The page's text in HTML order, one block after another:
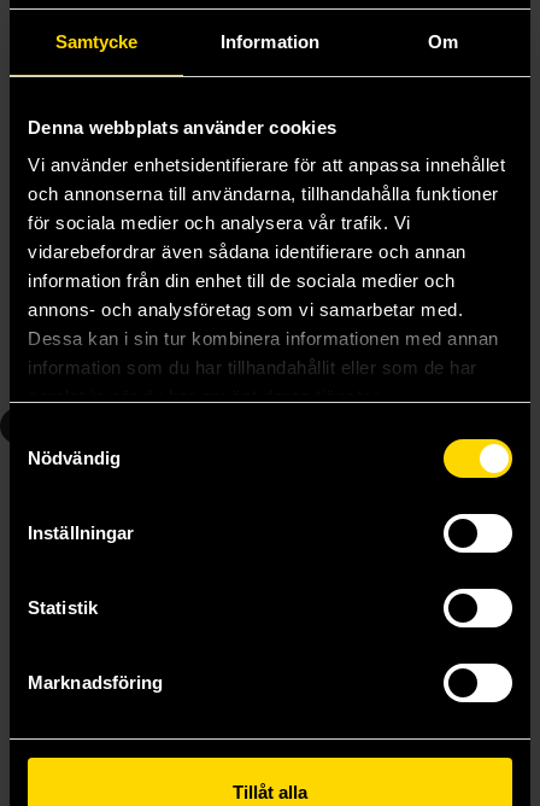
Samtycke Information Om
Denna webbplats använder cookies
Vi använder enhetsidentifierare för att anpassa innehållet
och annonserna till användarna, tillhandahålla funktioner
för sociala medier och analysera vår trafik. Vi
vidarebefordrar även sådana identifierare och annan
information från din enhet till de sociala medier och
annons- och analysföretag som vi samarbetar med.
Dessa kan i sin tur kombinera informationen med annan
information som du har tillhandahållit eller som de har
Nödvändig
Inställningar
Statistik
Marknadsföring
Tillåt alla
Something is Killing the Children Vol 3
James Tynion IV
179 kr
Läs mer
James Tynion IV
179 kr
Läs mer